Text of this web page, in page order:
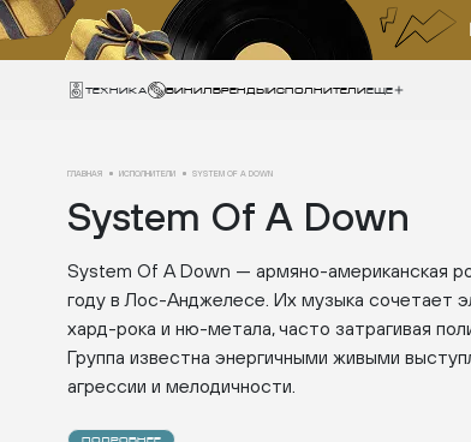
Техника ВИНИЛБРЕНДЫИСПОЛНИТЕЛИЕще
ГЛАВНАЯ ИСПОЛНИТЕЛИ SYSTEM OF A DOWN
System Of A Down
System Of A Down — армяно-американская
году в Лос-Анджелесе. Их музыка сочетает
хард-рока и ню-метала, часто затрагивая
Группа известна энергичными живыми
агрессии и мелодичности.
ПОДРОБНЕЕ